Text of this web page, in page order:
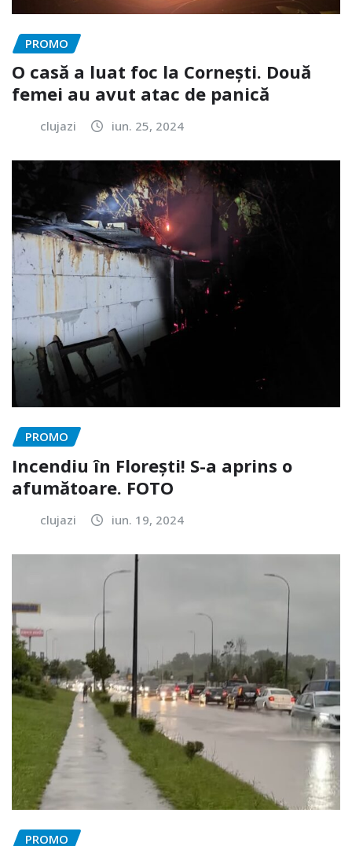
PROMO
O casă a luat foc la Cornești. Două
femei au avut atac de panică
clujazi iun. 25, 2024
PROMO
Incendiu în Florești! S-a aprins o
afumătoare. FOTO
clujazi iun. 19, 2024
PROMO